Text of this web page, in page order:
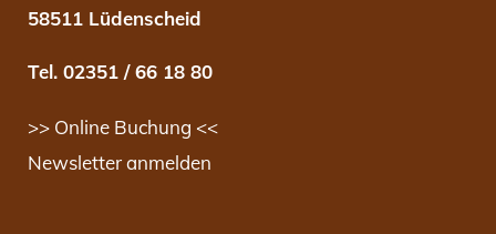
58511 Lüdenscheid
Tel. 02351 / 66 18 80
>> Online Buchung <<
Newsletter anmelden